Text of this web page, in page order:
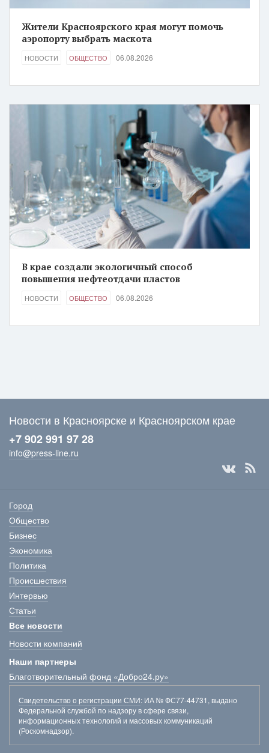
Жители Красноярского края могут помочь
аэропорту выбрать маскота
НОВОСТИ ОБЩЕСТВО 06.08.2026
В крае создали экологичный способ
повышения нефтеотдачи пластов
НОВОСТИ ОБЩЕСТВО 06.08.2026
Новости в Красноярске и Красноярском крае
+7 902 991 97 28
info@press-line.ru
Город
Общество
Бизнес
Экономика
Политика
Происшествия
Интервью
Статьи
Все новости
Новости компаний
Наши партнеры
Благотворительный фонд «Добро24.ру»
Свидетельство о регистрации СМИ: ИА № ФС77-44731, выдано
Федеральной службой по надзору в сфере связи,
информационных технологий и массовых коммуникаций
(Роскомнадзор).